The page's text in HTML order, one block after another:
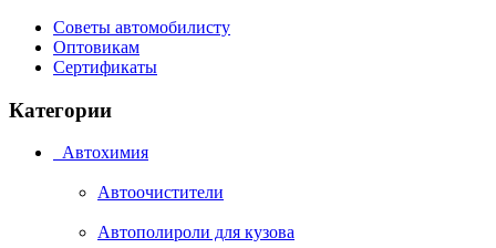
Советы автомобилисту
Оптовикам
Сертификаты
Категории
Автохимия
Автоочистители
Автополироли для кузова